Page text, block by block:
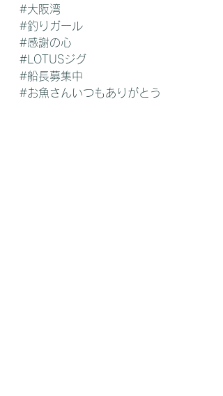
#大阪湾
#釣りガール
#感謝の心
#LOTUSジグ
#船長募集中
#お魚さんいつもありがとう